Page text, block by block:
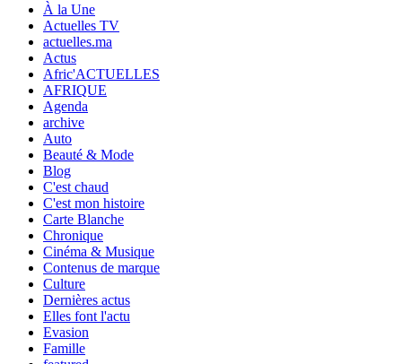
À la Une
Actuelles TV
actuelles.ma
Actus
Afric'ACTUELLES
AFRIQUE
Agenda
archive
Auto
Beauté & Mode
Blog
C'est chaud
C'est mon histoire
Carte Blanche
Chronique
Cinéma & Musique
Contenus de marque
Culture
Dernières actus
Elles font l'actu
Evasion
Famille